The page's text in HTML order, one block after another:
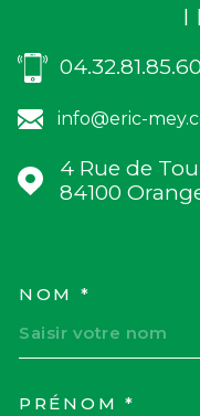
04.32.81.85.60
info@eric-
4 Rue de
84100
NOM *
PRÉNOM *